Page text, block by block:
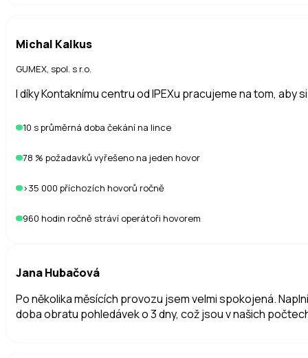
Michal Kalkus
GUMEX, spol. s r.o.
I díky Kontaknímu centru od IPEXu pracujeme na tom,
10 s průměrná doba čekání na lince
78 % požadavků vyřešeno na jeden hovor
>35 000 příchozích hovorů ročně
960 hodin ročně stráví operátoři hovorem
Jana Hubačová
Po několika měsících provozu jsem velmi spokojená.
doba obratu pohledávek o 3 dny, což jsou v našich